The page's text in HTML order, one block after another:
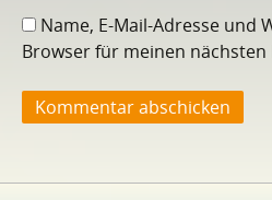
Name, E-Mail-Adresse und
Browser für meinen